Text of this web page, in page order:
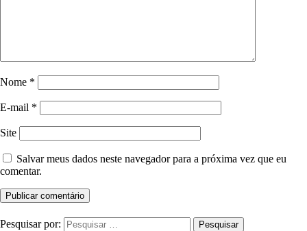
Nome *
E-mail *
Site
Salvar meus dados neste navegador para a próxima vez que eu
comentar.
Pesquisar por: